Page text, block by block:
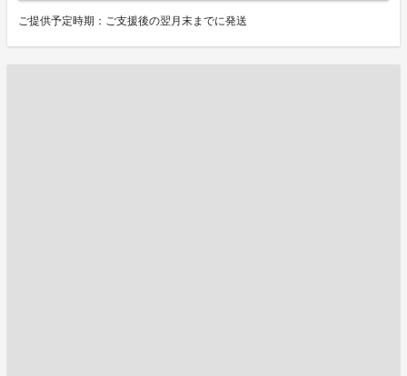
ご提供予定時期：ご支援後の翌月末までに発送